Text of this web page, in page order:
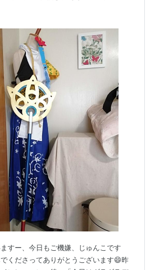
物に食され、草食動物が肉食動物にエ
すー、今日もご機嫌、じゅんこです
くださってありがとうございます😄昨